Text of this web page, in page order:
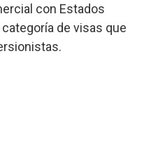
con Estados
de visas que